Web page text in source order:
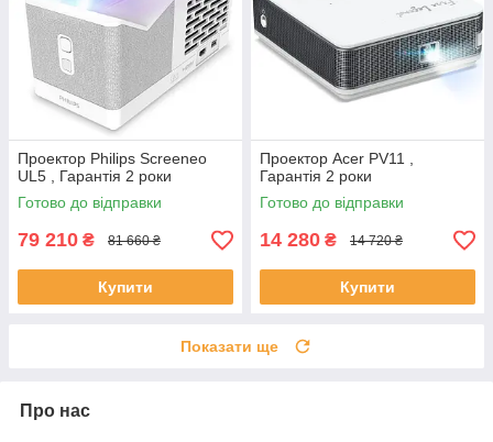
Проектор Philips Screeneo
UL5 , Гарантія 2 роки
Готово до відправки
79 210 ₴ 81 660 ₴
Купити
Проектор Acer PV11 ,
Гарантія 2 роки
Готово до відправки
14 280 ₴ 14 720 ₴
Купити
Показати ще
Про нас